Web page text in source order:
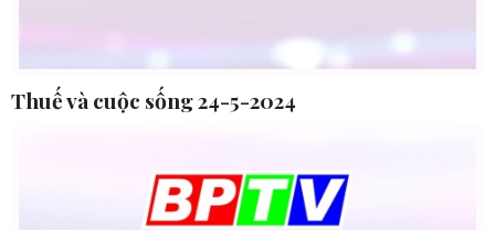
Thuế và cuộc sống 24-5-2024